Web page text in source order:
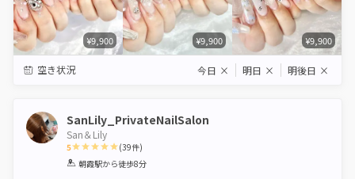
¥9,900 ¥9,900 ¥9,900
空き状況 今日 × 明日 × 明後日 ×
SanLily_PrivateNailSalon
San＆Lily
5
1 2 3 4 5
(39件)
朝霞駅から徒歩8分